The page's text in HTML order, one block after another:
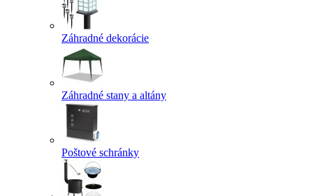
Záhradné dekorácie
Záhradné stany a altány
Poštové schránky